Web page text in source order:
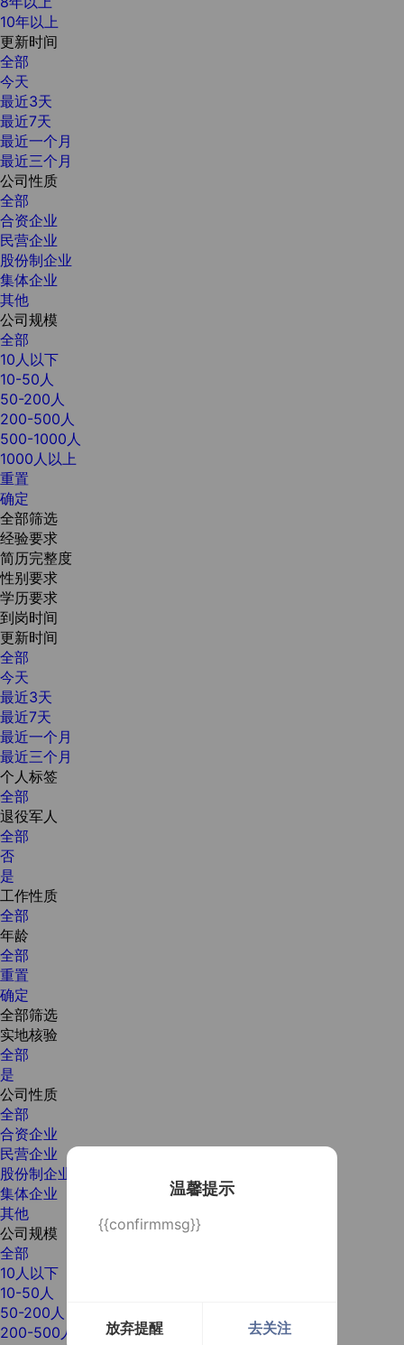
温馨提示
{{confirmmsg}}
放弃提醒 去关注
10年以上
更新时间
全部
今天
最近3天
最近7天
最近一个月
最近三个月
公司性质
全部
合资企业
民营企业
股份制企业
集体企业
其他
公司规模
全部
10人以下
10-50人
50-200人
200-500人
500-1000人
1000人以上
重置
确定
全部筛选
经验要求
简历完整度
性别要求
学历要求
到岗时间
更新时间
全部
今天
最近3天
最近7天
最近一个月
最近三个月
个人标签
全部
退役军人
全部
否
是
工作性质
全部
年龄
全部
重置
确定
全部筛选
实地核验
全部
是
公司性质
全部
合资企业
民营企业
股份制企业
集体企业
其他
公司规模
全部
10人以下
10-50人
50-200人
200-500人